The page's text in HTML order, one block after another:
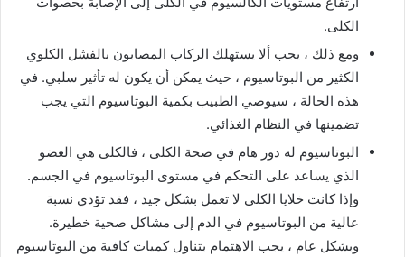
الكلى.
ومع ذلك ، يجب ألا يستهلك الركاب المصابون بالفشل الكلوي
الكثير من البوتاسيوم ، حيث يمكن أن يكون له تأثير سلبي. في
هذه الحالة ، سيوصي الطبيب بكمية البوتاسيوم التي يجب
تضمينها في النظام الغذائي.
البوتاسيوم له دور هام في صحة الكلى ، فالكلى هي العضو
الذي يساعد على التحكم في مستوى البوتاسيوم في الجسم.
وإذا كانت خلايا الكلى لا تعمل بشكل جيد ، فقد تؤدي نسبة
عالية من البوتاسيوم في الدم إلى مشاكل صحية خطيرة.
وبشكل عام ، يجب الاهتمام بتناول كميات كافية من البوتاسيوم